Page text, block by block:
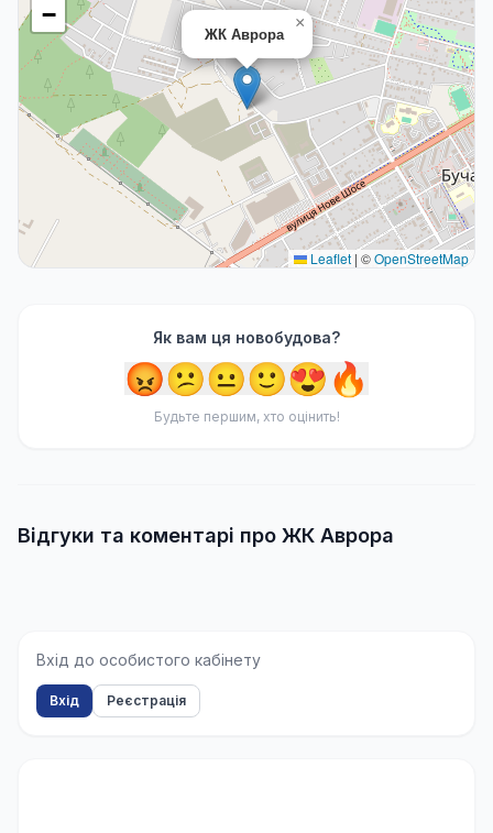
ЖК Аврора
×
−
Leaflet | ©OpenStreetMap
Як вам ця новобудова?
😡😕😐🙂😍🔥
Будьте першим, хто оцінить!
Відгуки та коментарі про ЖК Аврора
Вхід до особистого кабінету
Вхід Реєстрація